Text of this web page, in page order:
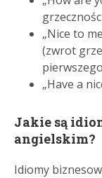
„Nice to
(zwrot
„Have a
Jakie są
angielskim?
Idiomy